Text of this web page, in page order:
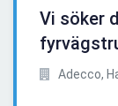
Vi söker
Adecco,